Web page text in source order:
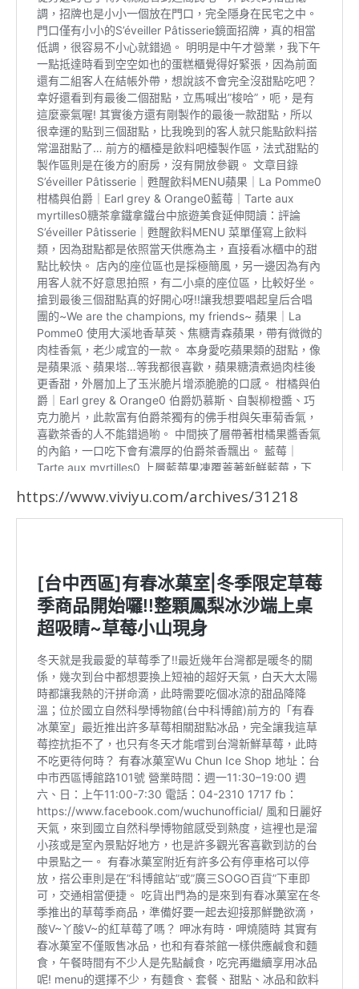
https://www.viviyu.com/archives/31218